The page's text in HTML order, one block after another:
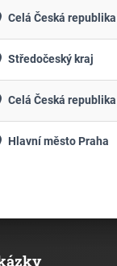
Celá Česká republika
Středočeský kraj
Celá Česká republika
Hlavní město Praha